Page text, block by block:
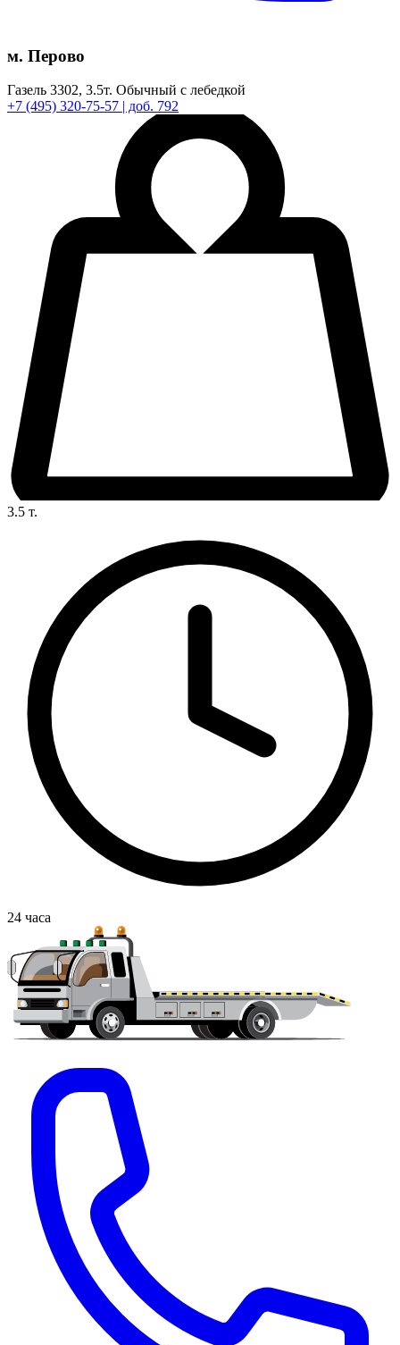
м. Перово
Газель 3302, 3.5т. Обычный с лебедкой
+7 (495) 320-75-57 | доб. 792
3.5 т.
24 часа